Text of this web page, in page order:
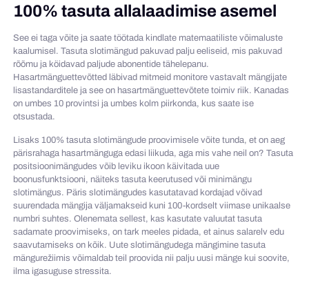
100% tasuta allalaadimise asemel
See ei taga võite ja saate töötada kindlate matemaatiliste võimaluste
kaalumisel. Tasuta slotimängud pakuvad palju eeliseid, mis pakuvad
rõõmu ja köidavad paljude abonentide tähelepanu.
Hasartmänguettevõtted läbivad mitmeid monitore vastavalt mängijate
lisastandarditele ja see on hasartmänguettevõtete toimiv riik. Kanadas
on umbes 10 provintsi ja umbes kolm piirkonda, kus saate ise
otsustada.
Lisaks 100% tasuta slotimängude proovimisele võite tunda, et on aeg
pärisrahaga hasartmänguga edasi liikuda, aga mis vahe neil on? Tasuta
positsioonimängudes võib leviku ikoon käivitada uue
boonusfunktsiooni, näiteks tasuta keerutused või minimängu
slotimängus. Päris slotimängudes kasutatavad kordajad võivad
suurendada mängija väljamakseid kuni 100-kordselt viimase unikaalse
numbri suhtes. Olenemata sellest, kas kasutate valuutat tasuta
sadamate proovimiseks, on tark meeles pidada, et ainus salarelv edu
saavutamiseks on kõik. Uute slotimängudega mängimine tasuta
mängurežiimis võimaldab teil proovida nii palju uusi mänge kui soovite,
ilma igasuguse stressita.